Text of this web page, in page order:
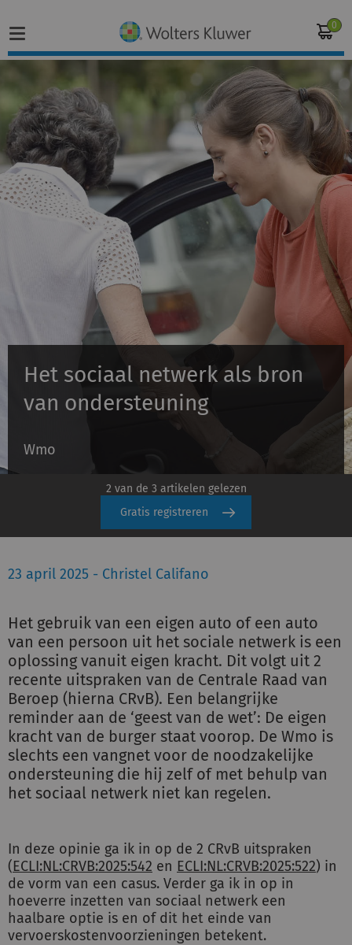
0
Home
Vakgebieden
Actueel
Inloggen
Het sociaal netwerk als bron
van ondersteuning
Wmo
2 van de 3 artikelen gelezen
Gratis registreren
23 april 2025 - Christel Califano
Het gebruik van een eigen auto of een auto
van een persoon uit het sociale netwerk is een
oplossing vanuit eigen kracht. Dit volgt uit 2
recente uitspraken van de Centrale Raad van
Beroep (hierna CRvB). Een belangrijke
reminder aan de ‘geest van de wet’: De eigen
kracht van de burger staat voorop. De Wmo is
slechts een vangnet voor de noodzakelijke
ondersteuning die hij zelf of met behulp van
het sociaal netwerk niet kan regelen.
In deze opinie ga ik in op de 2 CRvB uitspraken
(ECLI:NL:CRVB:2025:542 en ECLI:NL:CRVB:2025:522) in
de vorm van een casus. Verder ga ik in op in
hoeverre inzetten van sociaal netwerk een
haalbare optie is en of dit het einde van
vervoerskostenvoorzieningen betekent.